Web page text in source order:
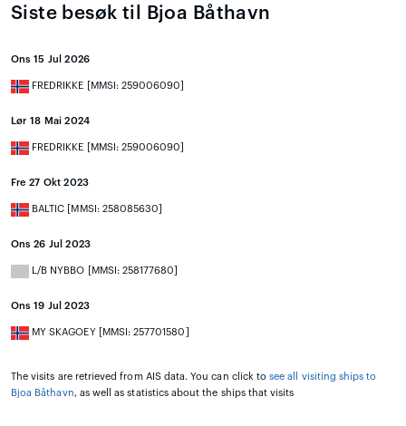
Siste besøk til Bjoa Båthavn
Ons 15 Jul 2026
FREDRIKKE [MMSI: 259006090]
Lør 18 Mai 2024
FREDRIKKE [MMSI: 259006090]
Fre 27 Okt 2023
BALTIC [MMSI: 258085630]
Ons 26 Jul 2023
L/B NYBBO [MMSI: 258177680]
Ons 19 Jul 2023
MY SKAGOEY [MMSI: 257701580]
The visits are retrieved from AIS data. You can click tosee all visiting ships to
Bjoa Båthavn, as well as statistics about the ships that visits